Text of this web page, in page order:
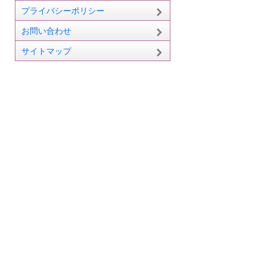
プライバシーポリシー
お問い合わせ
サイトマップ